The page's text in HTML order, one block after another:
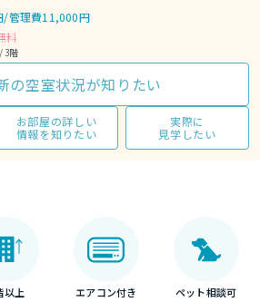
/管理費11,000円
料
3階
の空室状況が知りたい
お部屋の詳しい
情報を知りたい
実際に
見学したい
以上 エアコン付き ペット相談可